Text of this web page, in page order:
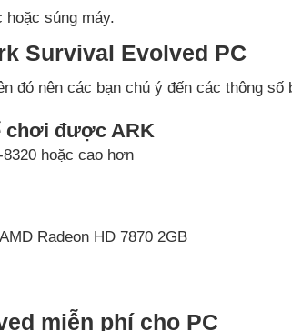
hoặc súng máy.
Survival Evolved PC
đó nên các bạn chú ý đến các thông số
chơi được ARK
hoặc cao hơn
Radeon HD 7870 2GB
miễn phí cho PC